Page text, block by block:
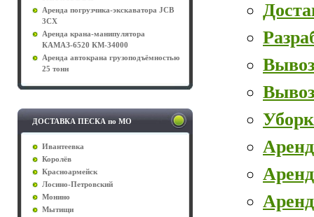
Аренда погрузчика-экскаватора JCB
3CX
Аренда крана-манипулятора
КАМАЗ-6520 КМ-34000
Аренда автокрана грузоподъёмностью
25 тонн
ДОСТАВКА ПЕСКА по МО
Ивантеевка
Королёв
Красноармейск
Лосино-Петровский
Монино
Мытищи